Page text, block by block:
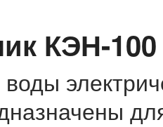
КЭН-100